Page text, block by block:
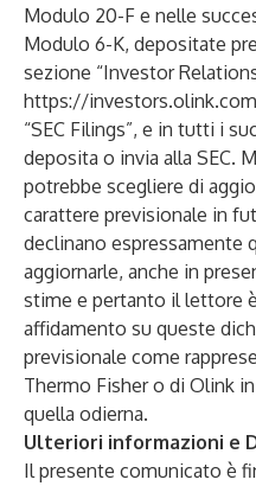
Modulo 20-F e nelle
Modulo 6-K, depositate
sezione “Investor
https://
“SEC Filings”, e in tutti i
deposita o invia alla SEC.
potrebbe scegliere di
carattere previsionale in
declinano espressamente
aggiornarle, anche in
stime e pertanto il lettore
affidamento su queste
previsionale come
Thermo Fisher o di Olink
quella odierna.
Ulteriori informazioni e
Il presente comunicato è